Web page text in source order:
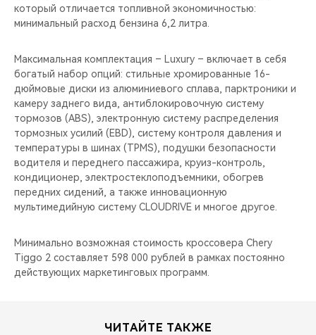
который отличается топливной экономичностью:
минимальный расход бензина 6,2 литра.
Максимальная комплектация – Luxury – включает в себя
богатый набор опций: стильные хромированные 16-
дюймовые диски из алюминиевого сплава, парктроники и
камеру заднего вида, антиблокировочную систему
тормозов (ABS), электронную систему распределения
тормозных усилий (EBD), cистему контроля давления и
температуры в шинах (TPMS), подушки безопасности
водителя и переднего пассажира, круиз-контроль,
кондиционер, электростеклоподъемники, обогрев
передних сидений, а также инновационную
мультимедийную систему CLOUDRIVE и многое другое.
Минимально возможная стоимость кроссовера Chery
Tiggo 2 составляет 598 000 рублей в рамках постоянно
действующих маркетинговых программ.
ЧИТАЙТЕ ТАКЖЕ